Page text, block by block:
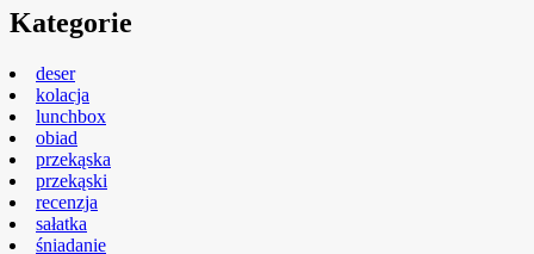
Kategorie
deser
kolacja
lunchbox
obiad
przekąska
przekąski
recenzja
sałatka
śniadanie